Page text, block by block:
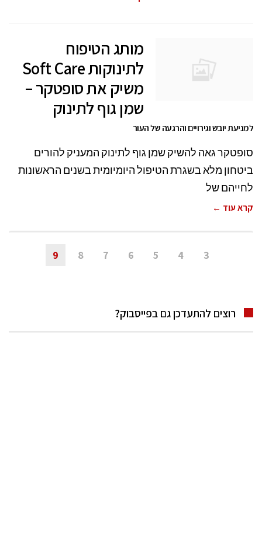
מותג הטיפוח
לתינוקות Soft Care
משיק את סופטקר –
שמן גוף לתינוק
למניעת יובש וגירויים והרגעה של העור
סופטקר גאה להשיק שמן גוף לתינוק המעניק להורים
ביטחון מלא בשגרת הטיפול היומיומית בשנים הראשונות
לחייהם של
קרא עוד ←
3
4
5
6
7
8
9
רוצים להתעדכן גם בפייסבוק?